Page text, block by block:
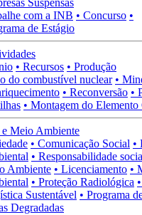
Suspensas
com a INB • Concurso •
de Estágio
• Recursos • Produção
do combustível nuclear •
• Reconversão •
• Montagem do
e Meio Ambiente
• Comunicação Social •
• Responsabilidade
Ambiente • Licenciamento •
• Proteção Radiológica
Sustentável • Programa
Degradadas